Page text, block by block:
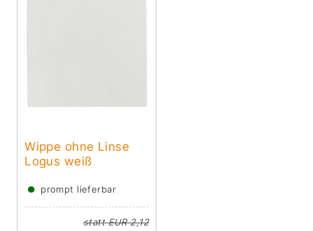
Wippe ohne Linse
Logus weiß
● prompt lieferbar
stattEUR 2,12